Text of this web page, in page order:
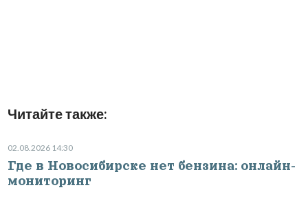
Читайте также:
02.08.2026 14:30
Где в Новосибирске нет бензина: онлайн-
мониторинг